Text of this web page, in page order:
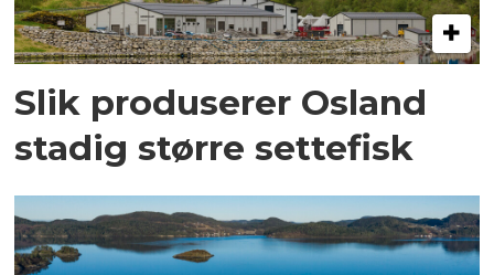
Slik produserer Osland
stadig større settefisk